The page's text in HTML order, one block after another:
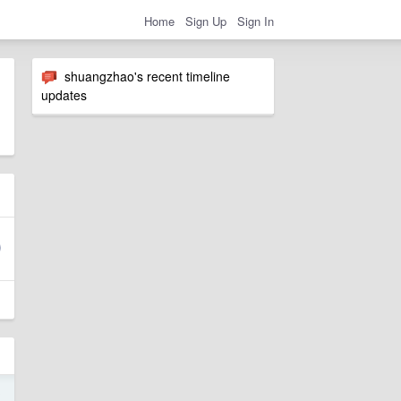
Home Sign Up Sign In
shuangzhao's recent timeline
updates